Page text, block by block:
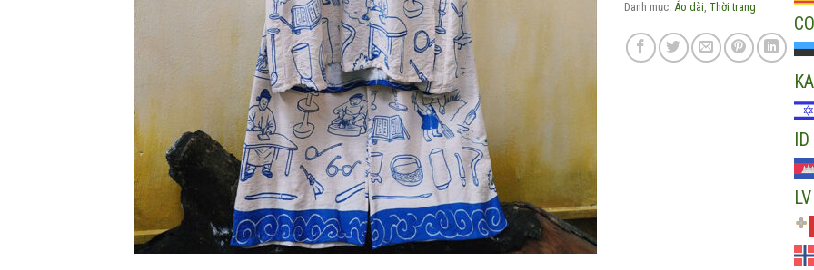
CO
KA
ID
LV
Danh mục: Áo dài, Thời trang